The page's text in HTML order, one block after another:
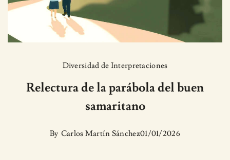
Diversidad de Interpretaciones
Relectura de la parábola del buen
samaritano
By Carlos Martín Sánchez01/01/2026